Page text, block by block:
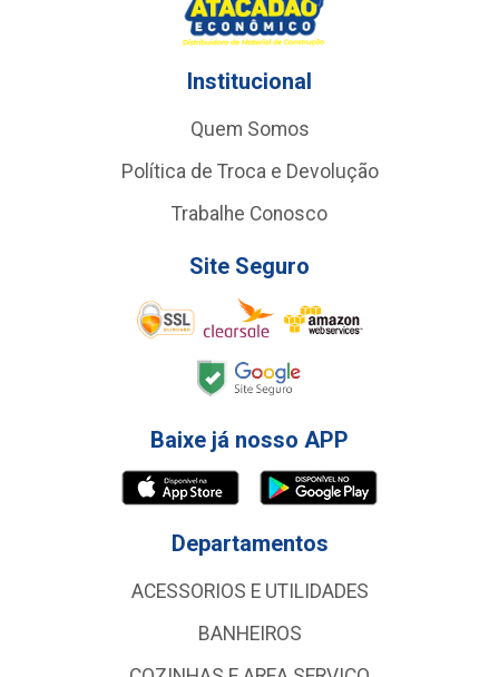
Institucional
Quem Somos
Política de Troca e Devolução
Trabalhe Conosco
Site Seguro
Baixe já nosso APP
Departamentos
ACESSORIOS E UTILIDADES
BANHEIROS